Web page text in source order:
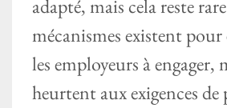
adapté, mais cela reste
mécanismes existent
les employeurs à engager,
heurtent aux exigences